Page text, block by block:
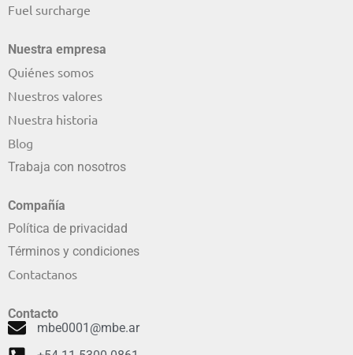
Fuel surcharge
Nuestra empresa
Quiénes somos
Nuestros valores
Nuestra historia
Blog
Trabaja con nosotros
Compañía
Política de privacidad
Términos y condiciones
Contactanos
Contacto
mbe0001@mbe.ar